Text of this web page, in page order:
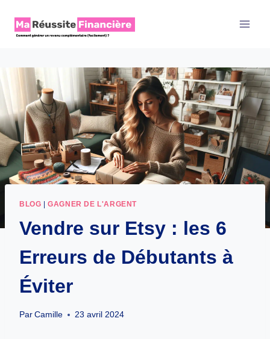
contenu
BLOG |GAGNER DE L'ARGENT
Vendre sur Etsy : les 6
Erreurs de Débutants à
Éviter
Par Camille 23 avril 2024